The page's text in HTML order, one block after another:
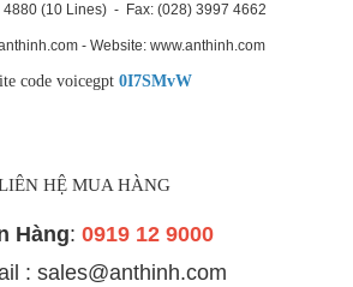
4880 (10 Lines) - Fax: (028) 3997 4662
- Website: www.anthinh.com
code voicegpt 0I7SMvW
HỆ MUA HÀNG
Hàng: 0919 12 9000
: sales@anthinh.com